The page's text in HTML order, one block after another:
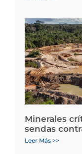
Minerales
sendas
Leer Más >>